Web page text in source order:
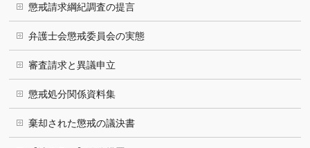
懲戒請求綱紀調査の提言
弁護士会懲戒委員会の実態
審査請求と異議申立
懲戒処分関係資料集
棄却された懲戒の議決書